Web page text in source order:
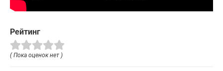
Рейтинг
( Пока оценок нет )